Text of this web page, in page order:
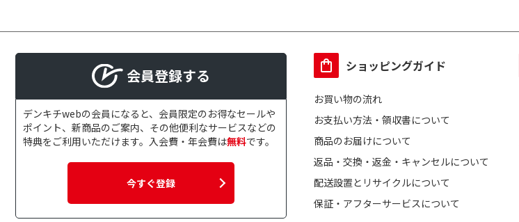
会員登録する
デンキチwebの会員になると、会員限定のお得なセールや
ポイント、新商品のご案内、その他便利なサービスなどの
特典をご利用いただけます。入会費・年会費は無料です。
今すぐ登録
ショッピングガイド
お買い物の流れ
お支払い方法・領収書について
商品のお届けについて
返品・交換・返金・キャンセルについて
配送設置とリサイクルについて
保証・アフターサービスについて